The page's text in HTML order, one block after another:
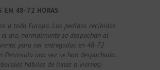
EN 48-72 HORAS
a toda Europa. Los pedidos recibidos
día, normalmente se despachan al
para ser entregados en 48-72
Península una vez se han despachado.
hábiles de lunes a viernes)